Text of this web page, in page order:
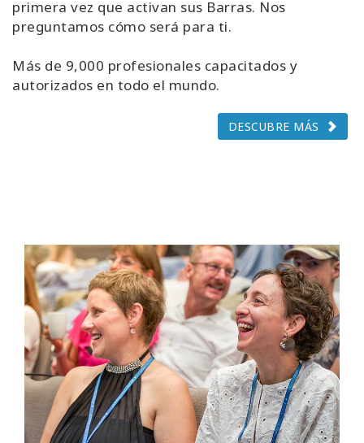
primera vez que activan sus Barras. Nos
preguntamos cómo será para ti.
Más de 9,000 profesionales capacitados y
autorizados en todo el mundo.
DESCUBRE MÁS